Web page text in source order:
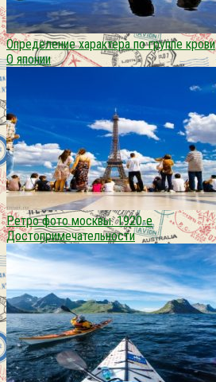
Определение характера по группе крови
О японии
Ретро фото москвы. 1920-е
Достопримечательности